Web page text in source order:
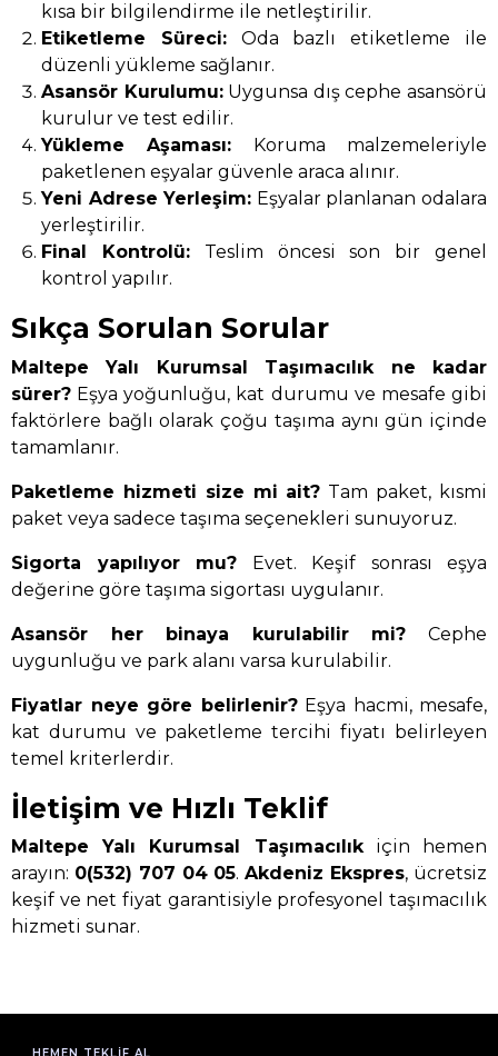
kısa bir bilgilendirme ile netleştirilir.
Etiketleme Süreci:Oda bazlı etiketleme ile
düzenli yükleme sağlanır.
Asansör Kurulumu:Uygunsa dış cephe asansörü
kurulur ve test edilir.
Yükleme Aşaması: Koruma malzemeleriyle
paketlenen eşyalar güvenle araca alınır.
Yeni Adrese Yerleşim: Eşyalar planlanan odalara
yerleştirilir.
Final Kontrolü: Teslim öncesi son bir genel
kontrol yapılır.
Sıkça Sorulan Sorular
Maltepe Yalı Kurumsal Taşımacılık ne kadar
sürer? Eşya yoğunluğu, kat durumu ve mesafe gibi
faktörlere bağlı olarak çoğu taşıma aynı gün içinde
tamamlanır.
Paketleme hizmeti size mi ait? Tam paket, kısmi
paket veya sadece taşıma seçenekleri sunuyoruz.
Sigorta yapılıyor mu? Evet. Keşif sonrası eşya
değerine göre taşıma sigortası uygulanır.
Asansör her binaya kurulabilir mi? Cephe
uygunluğu ve park alanı varsa kurulabilir.
Fiyatlar neye göre belirlenir?Eşya hacmi, mesafe,
kat durumu ve paketleme tercihi fiyatı belirleyen
temel kriterlerdir.
İletişim ve Hızlı Teklif
Maltepe Yalı Kurumsal Taşımacılıkiçin hemen
arayın: 0(532) 707 04 05.Akdeniz Ekspres, ücretsiz
keşif ve net fiyat garantisiyle profesyonel taşımacılık
hizmeti sunar.